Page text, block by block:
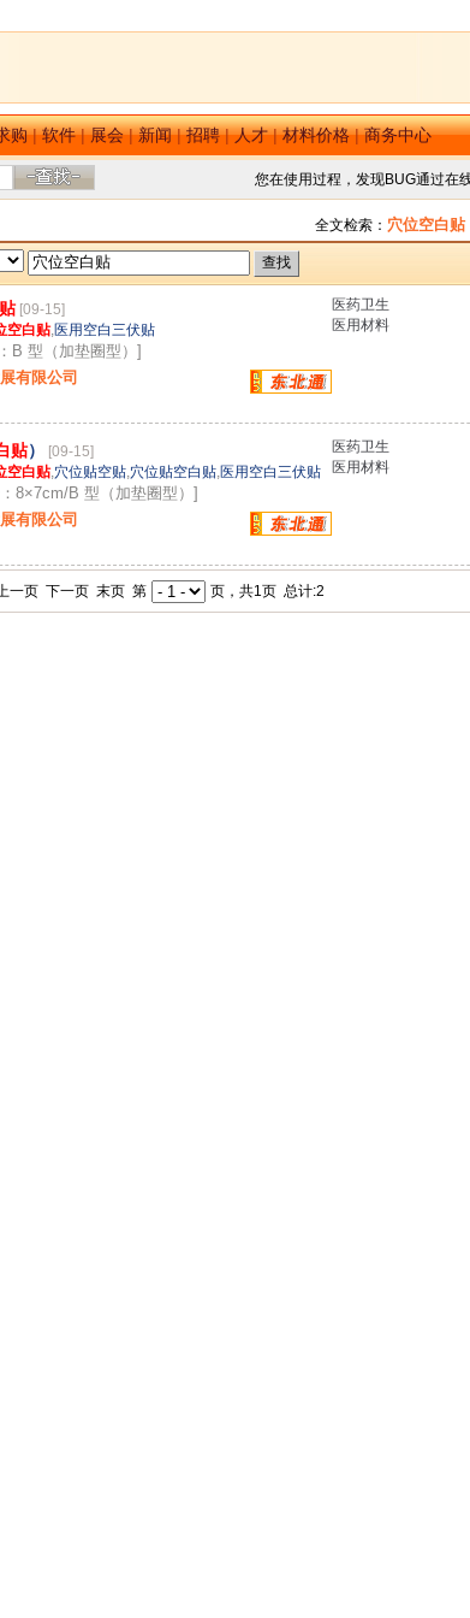
购|软件|展会|新闻|招聘|人才|材料价格|商务中心
您在使用过程，发现BUG通过在
全文检索： 穴位空白贴
[09-15]
空白贴,医用空白三伏贴
B 型（加垫圈型）]
有限公司
医药卫生
医用材料
贴）
[09-15]
空白贴,穴位贴空贴,穴位贴空白贴,医用空白三伏贴
8×7cm/B 型（加垫圈型）]
有限公司
医药卫生
医用材料
一页 下一页 末页 第 页，共1页 总计:2